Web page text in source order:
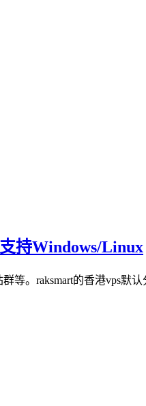
持Windows/Linux
。raksmart的香港vps默